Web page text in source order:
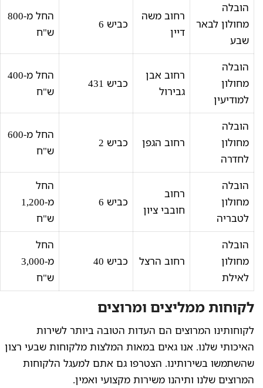
הובלה
מחולון לבאר
שבע
רחוב משה
דיין
כביש 6
החל מ-800
ש"ח
הובלה
מחולון
למודיעין
רחוב אבן
גבירול
כביש 431
החל מ-400
ש"ח
הובלה
מחולון
לחדרה
רחוב הגפן כביש 2
החל מ-600
ש"ח
הובלה
מחולון
לטבריה
רחוב
חובבי ציון
כביש 6
החל
מ-1,200
ש"ח
הובלה
מחולון
לאילת
רחוב הרצל כביש 40
החל
מ-3,000
ש"ח
לקוחות ממליצים ומרוצים
לקוחותינו המרוצים הם העדות הטובה ביותר לשירות
האיכותי שלנו. אנו גאים במאות המלצות מלקוחות שבעי רצון
שהשתמשו בשירותינו. הצטרפו גם אתם למעגל הלקוחות
המרוצים שלנו ותיהנו משירות מקצועי ואמין.